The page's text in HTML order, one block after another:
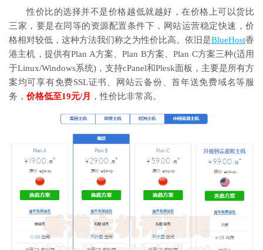
性价比的选择并不是价格越低就越好，在价格上可以货比
三家，要是在同等的资源配置条件下，网站运营稳定快速，价
格相对较低，这种方法我们称之为性价比高。依旧是BlueHost香
港主机，提供有Plan A方案、Plan B方案、Plan C方案三种(适用
于Linux/Windows系统)，支持cPanel和Plesk面板，主要是所有方
案均可享有免费SSL证书、网站云备份、首年送免费域名等服
务， 价格低至19元/月 ，性价比非常高。